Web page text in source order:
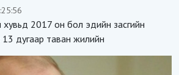
2017 он бол эдийн засгийн
дугаар таван жилийн